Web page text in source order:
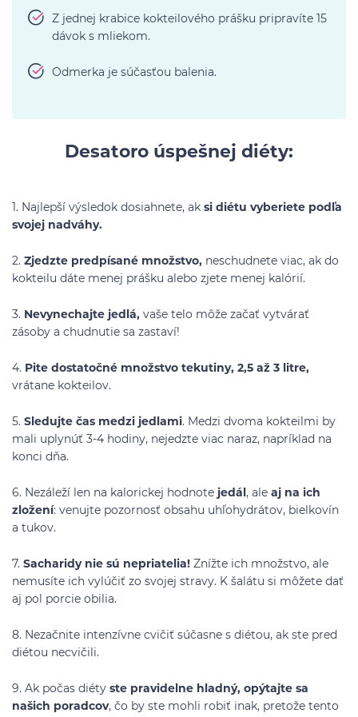
Z jednej krabice kokteilového prášku pripravíte 15
dávok s mliekom.
Odmerka je súčasťou balenia.
Desatoro úspešnej diéty:
1. Najlepší výsledok dosiahnete, ak si diétu vyberiete podľa
svojej nadváhy.
2. Zjedzte predpísané množstvo, neschudnete viac, ak do
kokteilu dáte menej prášku alebo zjete menej kalórií.
3. Nevynechajte jedlá, vaše telo môže začať vytvárať
zásoby a chudnutie sa zastaví!
4. Pite dostatočné množstvo tekutiny, 2,5 až 3 litre,
vrátane kokteilov.
5. Sledujte čas medzi jedlami. Medzi dvoma kokteilmi by
mali uplynúť 3-4 hodiny, nejedzte viac naraz, napríklad na
konci dňa.
6. Nezáleží len na kalorickej hodnote jedál, ale aj na ich
zložení: venujte pozornosť obsahu uhľohydrátov, bielkovín
a tukov.
7. Sacharidy nie sú nepriatelia! Znížte ich množstvo, ale
nemusíte ich vylúčiť zo svojej stravy. K šalátu si môžete dať
aj pol porcie obilia.
8. Nezačnite intenzívne cvičiť súčasne s diétou, ak ste pred
diétou necvičili.
9. Ak počas diéty ste pravidelne hladný, opýtajte sa
našich poradcov, čo by ste mohli robiť inak, pretože tento